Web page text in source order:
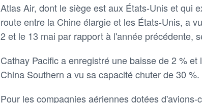
Atlas Air, dont le siège est aux États-Unis et qui
route entre la Chine élargie et les États-Unis, a
2 et le 13 mai par rapport à l'année précédente,
Cathay Pacific a enregistré une baisse de 2 %
China Southern a vu sa capacité chuter de 30 %.
Pour les compagnies aériennes dotées